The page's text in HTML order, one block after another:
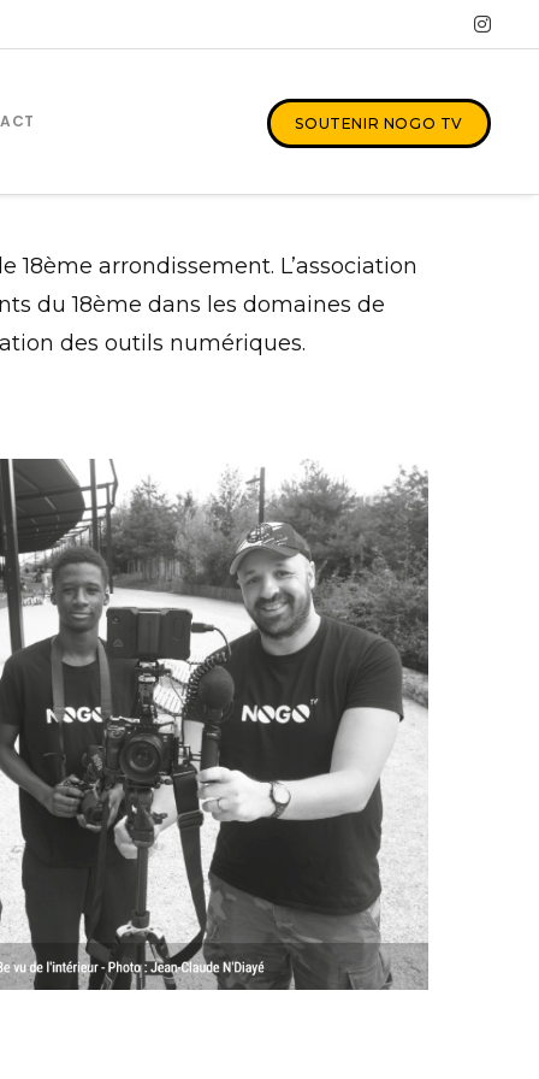
SOUTENIR NOGO TV
arrondissement. L’association
du 18ème dans les domaines de
des outils numériques.